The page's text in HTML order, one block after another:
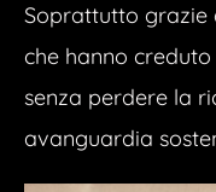
Soprattutto grazie
che hanno
senza perdere la
avanguardia